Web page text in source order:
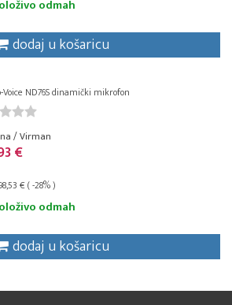
odmah
dodaj u košaricu
Voice ND76S dinamički mikrofon
/ Virman
€
€ ( -28% )
odmah
dodaj u košaricu